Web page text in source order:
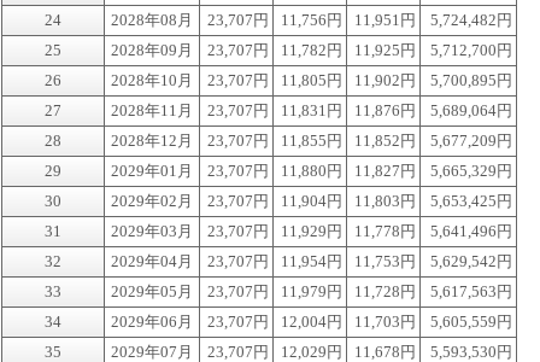
24
2028年08月 23,707円 11,756円 11,951円
5,724,482円
25
2028年09月 23,707円 11,782円 11,925円
5,712,700円
26
2028年10月 23,707円 11,805円 11,902円
5,700,895円
27
2028年11月 23,707円 11,831円 11,876円
5,689,064円
28
2028年12月 23,707円 11,855円 11,852円
5,677,209円
29
2029年01月 23,707円 11,880円 11,827円
5,665,329円
30
2029年02月 23,707円 11,904円 11,803円
5,653,425円
31
2029年03月 23,707円 11,929円 11,778円
5,641,496円
32
2029年04月 23,707円 11,954円 11,753円
5,629,542円
33
2029年05月 23,707円 11,979円 11,728円
5,617,563円
34
2029年06月 23,707円 12,004円 11,703円
5,605,559円
35
2029年07月 23,707円 12,029円 11,678円
5,593,530円